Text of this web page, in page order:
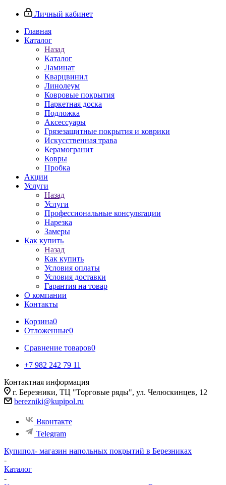
Личный кабинет
Главная
Каталог
Назад
Каталог
Ламинат
Кварцвинил
Линолеум
Ковровые покрытия
Паркетная доска
Подложка
Аксессуары
Грязезащитные покрытия и коврики
Искусственная трава
Керамогранит
Ковры
Пробка
Акции
Услуги
Назад
Услуги
Профессиональные консультации
Нарезка
Замеры
Как купить
Назад
Как купить
Условия оплаты
Условия доставки
Гарантия на товар
О компании
Контакты
Корзина0
Отложенные0
Сравнение товаров0
+7 982 242 79 11
Контактная информация
г. Березники, ТЦ "Торговые ряды", ул. Челюскинцев, 12
berezniki@kupipol.ru
Вконтакте
Telegram
Купипол- магазин напольных покрытий в Березниках
-
Каталог
-